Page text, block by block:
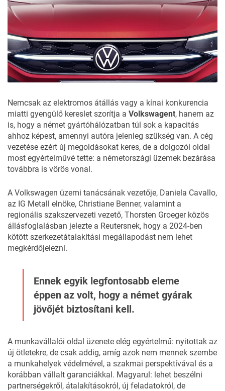
Nemcsak az elektromos átállás vagy a kínai konkurencia
miatti gyengülő kereslet szorítja a Volkswagent, hanem az
is, hogy a német gyártóhálózatban túl sok a kapacitás
ahhoz képest, amennyi autóra jelenleg szükség van. A cég
vezetése ezért új megoldásokat keres, de a dolgozói oldal
most egyértelművé tette: a németországi üzemek bezárása
továbbra is vörös vonal.
A Volkswagen üzemi tanácsának vezetője, Daniela Cavallo,
az IG Metall elnöke, Christiane Benner, valamint a
regionális szakszervezeti vezető, Thorsten Groeger közös
állásfoglalásban jelezte a Reutersnek, hogy a 2024-ben
kötött szerkezetátalakítási megállapodást nem lehet
megkérdőjelezni.
Ennek egyik legfontosabb eleme
éppen az volt, hogy a német gyárak
jövőjét biztosítani kell.
A munkavállalói oldal üzenete elég egyértelmű: nyitottak az
új ötletekre, de csak addig, amíg azok nem mennek szembe
a munkahelyek védelmével, a szakmai perspektívával és a
korábban vállalt garanciákkal. Magyarul: lehet beszélni
partnerségekről, átalakításokról, új feladatokról, de